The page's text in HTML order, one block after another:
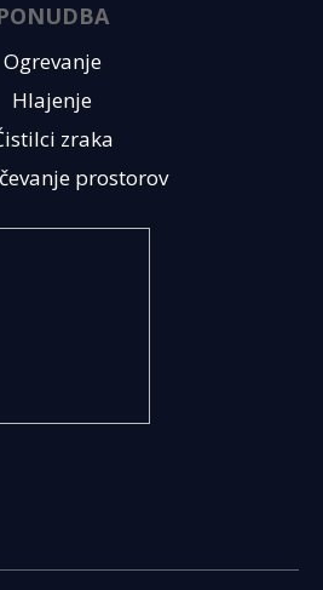
Ogrevanje
Hlajenje
zraka
prostorov